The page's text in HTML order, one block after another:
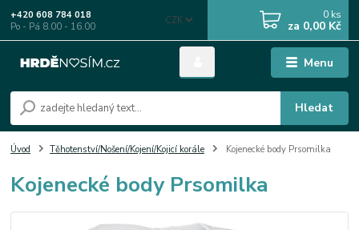
Menu
CZK
Hledat
+420 608 784 018
Po - Pá 8.00 - 16.00
0 ks
za 0,00 Kč
Úvod Těhotenství/Nošení/Kojení/Kojicí korále Kojenecké body Prsomilka
Kojenecké body Prsomilka